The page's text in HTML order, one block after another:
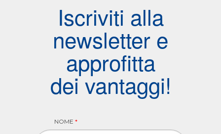
Iscriviti alla
newsletter e
approfitta
dei vantaggi!
NOME *